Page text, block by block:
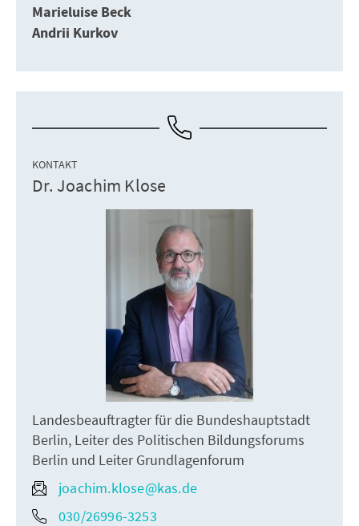
Marieluise Beck
Andrii Kurkov
KONTAKT
Dr. Joachim Klose
Landesbeauftragter für die Bundeshauptstadt
Berlin, Leiter des Politischen Bildungsforums
Berlin und Leiter Grundlagenforum
joachim.klose@kas.de
030/26996-3253